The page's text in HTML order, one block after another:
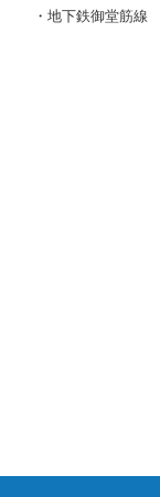
・地下鉄御堂筋線